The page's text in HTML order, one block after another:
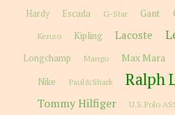
Hardy
Escada G-Star Gant
Kenzo Kipling Lacoste
Longchamp Mango Max Mara
Nike
Paul&Shark Ralph
Tommy Hilfiger U.S.Polo